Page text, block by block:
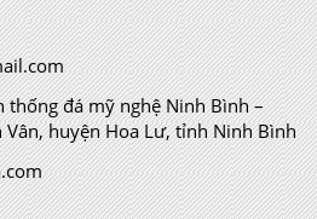
thống đá mỹ nghệ Ninh Bình –
Vân, huyện Hoa Lư, tỉnh Ninh Bình